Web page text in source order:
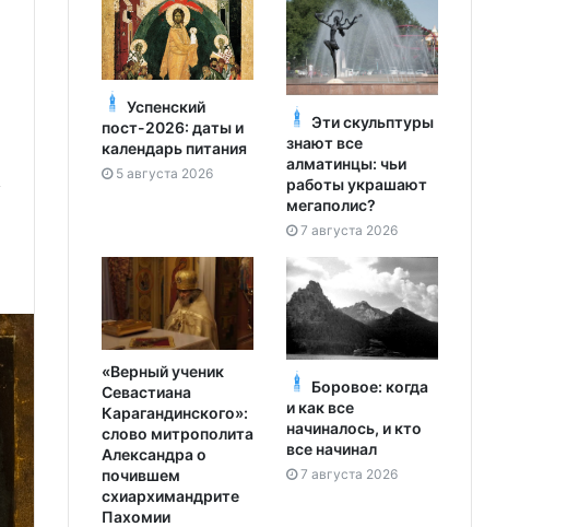
Успенский
пост-2026: даты и
календарь питания
5 августа 2026
Эти скульптуры
знают все
алматинцы: чьи
работы украшают
мегаполис?
7 августа 2026
«Верный ученик
Севастиана
Карагандинского»:
слово митрополита
Александра о
почившем
схиархимандрите
Пахомии
Боровое: когда
и как все
начиналось, и кто
все начинал
7 августа 2026